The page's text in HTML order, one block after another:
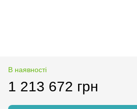
В наявності
1 213 672 грн